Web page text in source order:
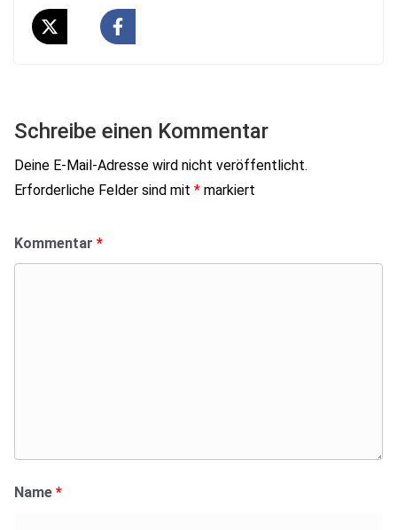
Schreibe einen Kommentar
Deine E-Mail-Adresse wird nicht veröffentlicht.
Erforderliche Felder sind mit * markiert
Kommentar *
Name *